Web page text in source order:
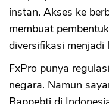
instan. Akses ke
membuat
diversifikasi menjadi
FxPro punya
negara. Namun